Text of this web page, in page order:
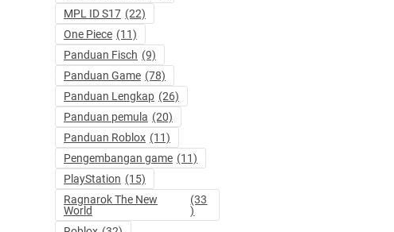
MPL ID S17 (22)
One Piece (11)
Panduan Fisch (9)
Panduan Game (78)
Panduan Lengkap (26)
Panduan pemula (20)
Panduan Roblox (11)
Pengembangan game (11)
PlayStation (15)
Ragnarok The New
World
(33
)